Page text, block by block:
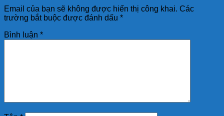
Email của bạn sẽ không được hiển thị công khai. Các
trường bắt buộc được đánh dấu *
Bình luận *